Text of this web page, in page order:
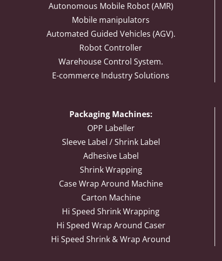
Autonomous Mobile Robot (AMR)
Mobile manipulators
Automated Guided Vehicles (AGV).
Robot Controller
Warehouse Control System.
E-commerce Industry Solutions
Packaging Machines:
OPP Labeller
Sleeve Label / Shrink Label
Adhesive Label
Shrink Wrapping
Case Wrap Around Machine
Carton Machine
Hi Speed Shrink Wrapping
Hi Speed Wrap Around Caser
Hi Speed Shrink & Wrap Around